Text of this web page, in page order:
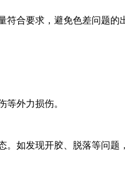
合要求，避免色差问题的出现
外力损伤。
发现开胶、脱落等问题